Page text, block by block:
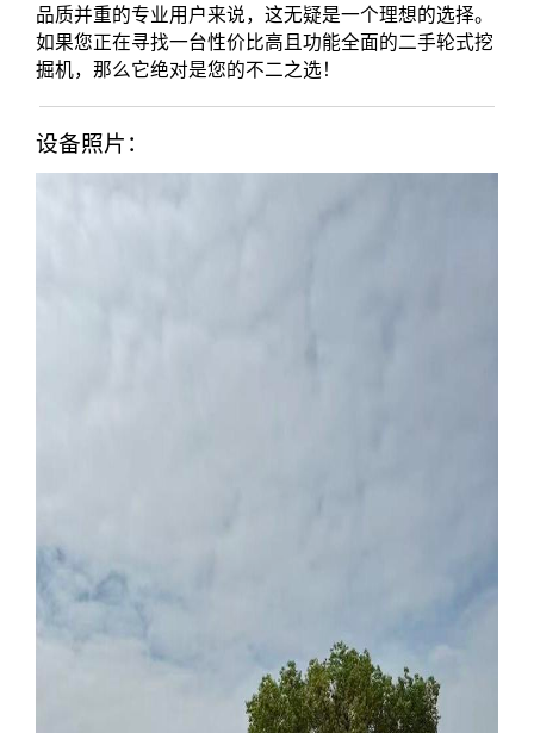
品质并重的专业用户来说，这无疑是一个理想的选择。
如果您正在寻找一台性价比高且功能全面的二手轮式挖
掘机，那么它绝对是您的不二之选！
设备照片：